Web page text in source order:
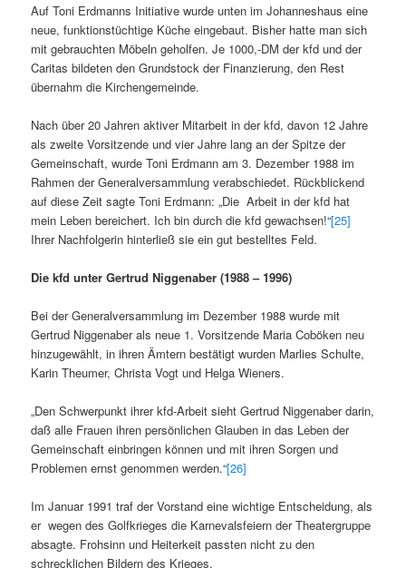
Auf Toni Erdmanns Initiative wurde unten im Johanneshaus eine
neue, funktionstüchtige Küche eingebaut. Bisher hatte man sich
mit gebrauchten Möbeln geholfen. Je 1000,-DM der kfd und der
Caritas bildeten den Grundstock der Finanzierung, den Rest
übernahm die Kirchengemeinde.
Nach über 20 Jahren aktiver Mitarbeit in der kfd, davon 12 Jahre
als zweite Vorsitzende und vier Jahre lang an der Spitze der
Gemeinschaft, wurde Toni Erdmann am 3. Dezember 1988 im
Rahmen der Generalversammlung verabschiedet. Rückblickend
auf diese Zeit sagte Toni Erdmann: „Die Arbeit in der kfd hat
mein Leben bereichert. Ich bin durch die kfd gewachsen!“[25]
Ihrer Nachfolgerin hinterließ sie ein gut bestelltes Feld.
Die kfd unter Gertrud Niggenaber (1988 – 1996)
Bei der Generalversammlung im Dezember 1988 wurde mit
Gertrud Niggenaber als neue 1. Vorsitzende Maria Coböken neu
hinzugewählt, in ihren Ämtern bestätigt wurden Marlies Schulte,
Karin Theumer, Christa Vogt und Helga Wieners.
„Den Schwerpunkt ihrer kfd-Arbeit sieht Gertrud Niggenaber darin,
daß alle Frauen ihren persönlichen Glauben in das Leben der
Gemeinschaft einbringen können und mit ihren Sorgen und
Problemen ernst genommen werden.“[26]
Im Januar 1991 traf der Vorstand eine wichtige Entscheidung, als
er wegen des Golfkrieges die Karnevalsfeiern der Theatergruppe
absagte. Frohsinn und Heiterkeit passten nicht zu den
schrecklichen Bildern des Krieges.